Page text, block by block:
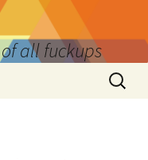
all fuckups
Search
for: